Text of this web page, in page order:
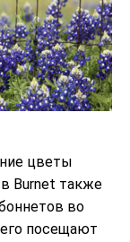
цветы
Burnet также
во
посещают